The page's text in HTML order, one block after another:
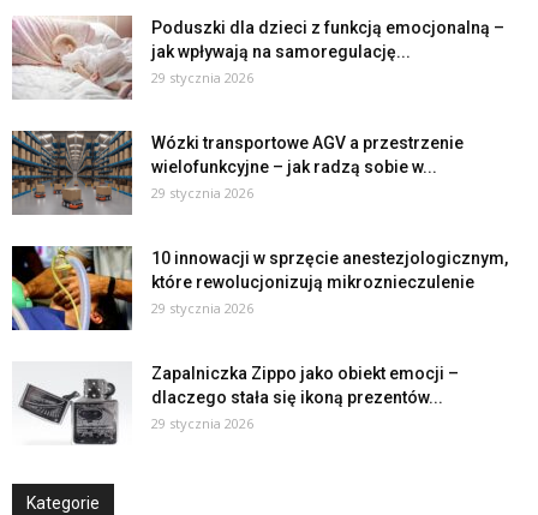
Poduszki dla dzieci z funkcją emocjonalną –
jak wpływają na samoregulację...
29 stycznia 2026
Wózki transportowe AGV a przestrzenie
wielofunkcyjne – jak radzą sobie w...
29 stycznia 2026
10 innowacji w sprzęcie anestezjologicznym,
które rewolucjonizują mikroznieczulenie
29 stycznia 2026
Zapalniczka Zippo jako obiekt emocji –
dlaczego stała się ikoną prezentów...
29 stycznia 2026
Kategorie